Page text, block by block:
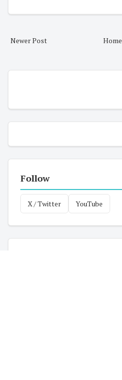
Newer Post Home
Follow
X / Twitter YouTube